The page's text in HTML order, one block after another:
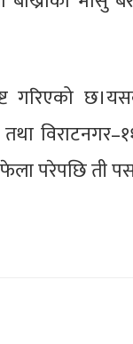
गरिएको
फेला परेपछि